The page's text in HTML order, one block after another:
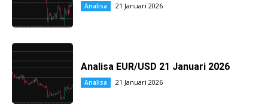
Analisa 21 Januari 2026
Analisa EUR/USD 21 Januari 2026
Analisa 21 Januari 2026